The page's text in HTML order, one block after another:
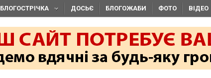
БЛОГОСТРІЧКА ДОСЬЄ БЛОГОЖАБИ ФОТО ВІДЕО